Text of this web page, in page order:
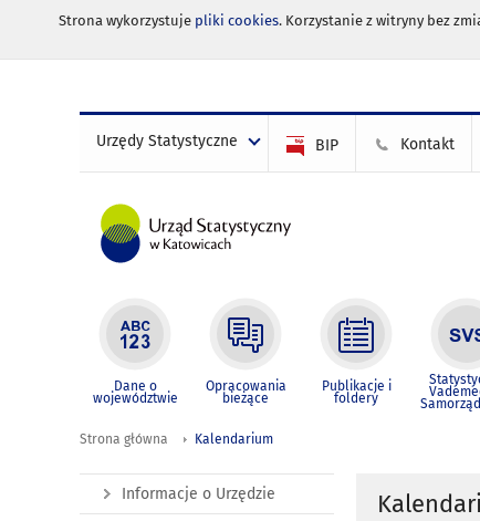
Strona wykorzystuje pliki cookies. Korzystanie z witryny bez
Urzędy Statystyczne BIP Kontakt
Dane o
województwie
Opracowania
bieżące
Publikacje i
foldery
Strona główna Kalendarium
Informacje o Urzędzie